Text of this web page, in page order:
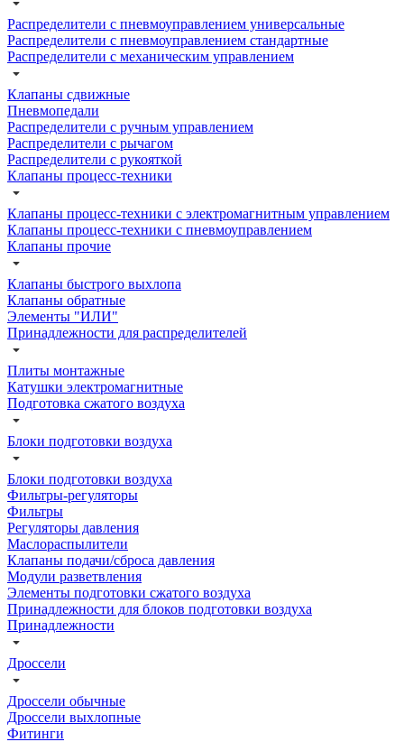
Распределители с пневмоуправлением универсальные
Распределители с пневмоуправлением стандартные
Распределители с механическим управлением
Клапаны сдвижные
Пневмопедали
Распределители с ручным управлением
Распределители с рычагом
Распределители с рукояткой
Клапаны процесс-техники
Клапаны процесс-техники с электромагнитным управлением
Клапаны процесс-техники с пневмоуправлением
Клапаны прочие
Клапаны быстрого выхлопа
Клапаны обратные
Элементы "ИЛИ"
Принадлежности для распределителей
Плиты монтажные
Катушки электромагнитные
Подготовка сжатого воздуха
Блоки подготовки воздуха
Блоки подготовки воздуха
Фильтры-регуляторы
Фильтры
Регуляторы давления
Маслораспылители
Клапаны подачи/сброса давления
Модули разветвления
Элементы подготовки сжатого воздуха
Принадлежности для блоков подготовки воздуха
Принадлежности
Дроссели
Дроссели обычные
Дроссели выхлопные
Фитинги